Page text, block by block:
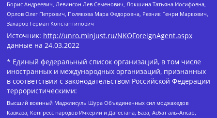
Борис Андреевич, Левинсон Лев Семенович, Локшина Татьяна Иосифовна,
Орлов Олег Петрович, Полякова Мара Федоровна, Резник Генри Маркович,
Захаров Герман Константинович
Источник: http://unro.minjust.ru/NKOForeignAgent.aspx
данные на 24.03.2022
* Единый федеральный список организаций, в том числе
иностранных и международных организаций, признанных
в соответствии с законодательством Российской Федерации
террористическими:
Высший военный Маджлисуль Шура Объединенных сил моджахедов
Кавказа, Конгресс народов Ичкерии и Дагестана, База, Асбат аль-Ансар,